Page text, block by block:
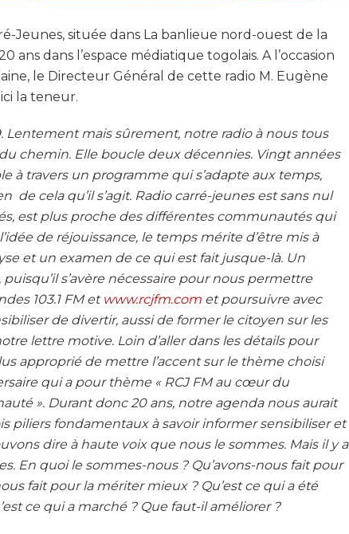
Jeunes, située dans La banlieue nord-ouest de la
ans dans l’espace médiatique togolais. A l’occasion
le Directeur Général de cette radio M. Eugène
la teneur.
Lentement mais sûrement, notre radio à nous tous
chemin. Elle boucle deux décennies. Vingt années
à travers un programme qui s’adapte aux temps,
de cela qu’il s’agit. Radio carré-jeunes est sans nul
est plus proche des différentes communautés qui
de réjouissance, le temps mérite d’être mis à
et un examen de ce qui est fait jusque-là. Un
s’avère nécessaire pour nous permettre
103.1 FM et www.rcjfm.com et poursuivre avec
de divertir, aussi de former le citoyen sur les
lettre motive. Loin d’aller dans les détails pour
approprié de mettre l’accent sur le thème choisi
qui a pour thème « RCJ FM au cœur du
». Durant donc 20 ans, notre agenda nous aurait
piliers fondamentaux à savoir informer sensibiliser et
dire à haute voix que nous le sommes. Mais il y a
En quoi le sommes-nous ? Qu’avons-nous fait pour
fait pour la mériter mieux ? Qu’est ce qui a été
ce qui a marché ? Que faut-il améliorer ?